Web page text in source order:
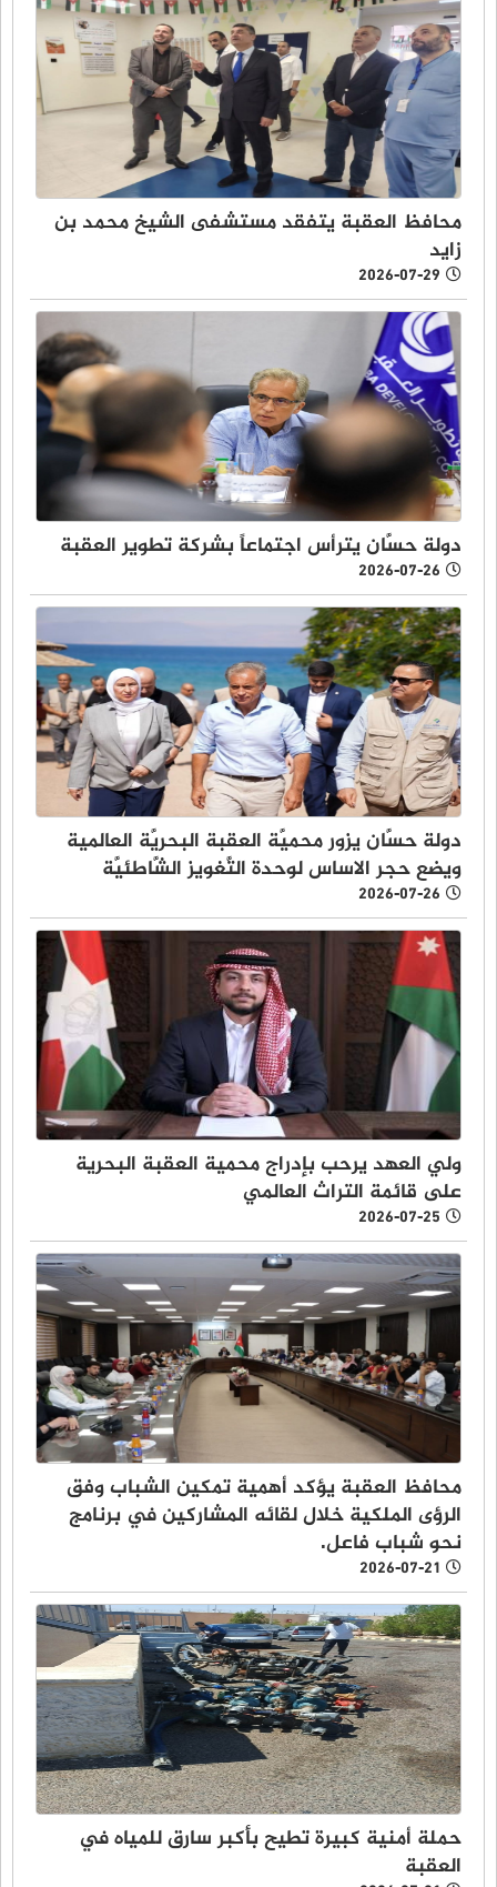
محافظ العقبة يتفقد مستشفى الشيخ محمد بن
زايد
2026-07-29
دولة حسَّان يترأس اجتماعاً بشركة تطوير العقبة
2026-07-26
دولة حسَّان يزور محميَّة العقبة البحريَّة العالمية
ويضع حجر الاساس لوحدة التَّغويز الشَّاطئيَّة
2026-07-26
ولي العهد يرحب بإدراج محمية العقبة البحرية
على قائمة التراث العالمي
2026-07-25
محافظ العقبة يؤكد أهمية تمكين الشباب وفق
الرؤى الملكية خلال لقائه المشاركين في برنامج
نحو شباب فاعل.
2026-07-21
حملة أمنية كبيرة تطيح بأكبر سارق للمياه في
العقبة